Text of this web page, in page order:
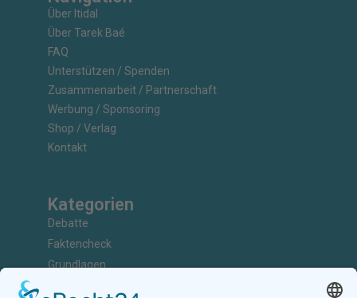
Über Itidal
Über Tarek Baé
FAQ
Unterstützen / Spenden
Zusammenarbeit / Partnerschaft
Werbung / Sponsoring
Shop / Verlag
Kontakt
Kategorien
Debatte
Faktencheck
Grundlagen